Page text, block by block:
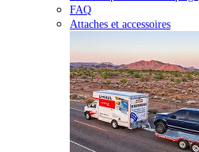
FAQ
Attaches et accessoires